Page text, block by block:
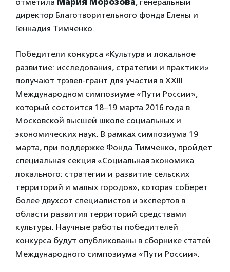
директор Благотворительного фонда Елены и
Геннадия Тимченко.
Победители конкурса «Культура и локальное
развитие: исследования, стратегии и практики»
получают трэвел-грант для участия в XXIII
Международном симпозиуме «Пути России»,
который состоится 18–19 марта 2016 года в
Московской высшей школе социальных и
экономических наук. В рамках симпозиума 19
марта, при поддержке Фонда Тимченко, пройдет
специальная секция «Социальная экономика
локального: стратегии и развитие сельских
территорий и малых городов», которая соберет
более двухсот специалистов и экспертов в
области развития территорий средствами
культуры. Научные работы победителей
конкурса будут опубликованы в сборнике статей
Международного симпозиума «Пути России».